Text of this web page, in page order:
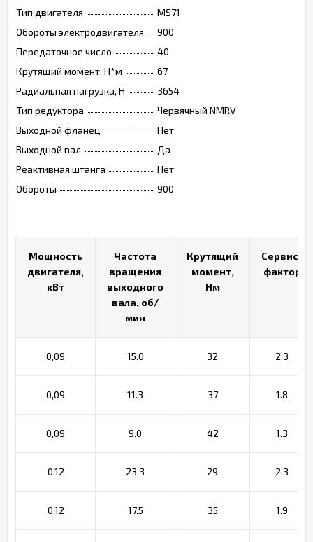
Тип двигателя
MS71
Обороты электродвигателя
900
Передаточное число
40
Крутящий момент, Н*м
67
Радиальная нагрузка, Н
3654
Тип редуктора
Червячный NMRV
Выходной фланец
Нет
Выходной вал
Да
Реактивная штанга
Нет
Обороты
900
Мощность
двигателя,
кВт
Частота
вращения
выходного
вала, об/
мин
Крутящий
момент,
Нм
Сервис-
фактор
0,09 15.0 32 2.3
0,09 11.3 37 1.8
0,09 9.0 42 1.3
0,12 23.3 29 2.3
0,12 17.5 35 1.9
Мощность
двигателя,
кВт
Частота
вращения
выходного
вала, об/
мин
Крутящий
момент,
Нм
Сервис-
фактор